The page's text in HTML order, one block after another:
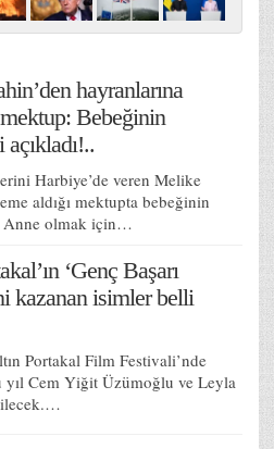
hayranlarına
Bebeğinin
Harbiye’de veren Melike
aldığı mektupta bebeğinin
Anne olmak için…
‘Genç Başarı
kazanan isimler belli
Portakal Film Festivali’nde
yıl Cem Yiğit Üzümoğlu ve Leyla